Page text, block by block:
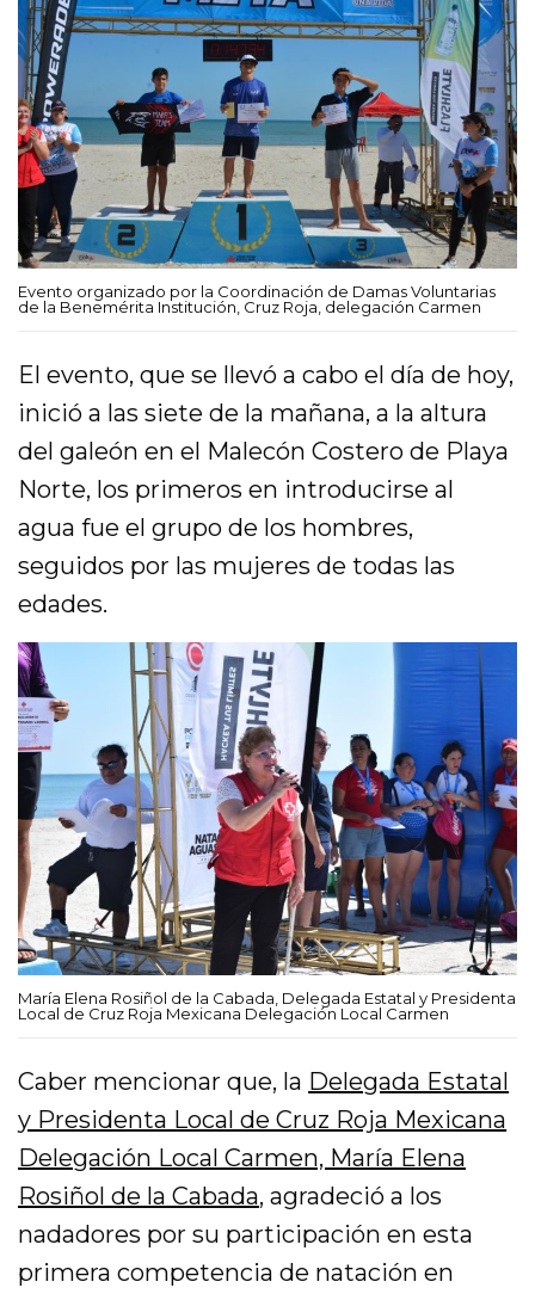
Evento organizado por la Coordinación de Damas Voluntarias
de la Benemérita Institución, Cruz Roja, delegación Carmen
El evento, que se llevó a cabo el día de hoy,
inició a las siete de la mañana, a la altura
del galeón en el Malecón Costero de Playa
Norte, los primeros en introducirse al
agua fue el grupo de los hombres,
seguidos por las mujeres de todas las
edades.
María Elena Rosiñol de la Cabada, Delegada Estatal y Presidenta
Local de Cruz Roja Mexicana Delegación Local Carmen
Caber mencionar que, la Delegada Estatal
y Presidenta Local de Cruz Roja Mexicana
Delegación Local Carmen, María Elena
Rosiñol de la Cabada, agradeció a los
nadadores por su participación en esta
primera competencia de natación en